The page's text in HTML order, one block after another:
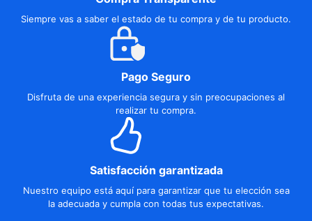
Siempre vas a saber el estado de tu compra y de tu producto.
Pago Seguro
Disfruta de una experiencia segura y sin preocupaciones al
realizar tu compra.
Satisfacción garantizada
Nuestro equipo está aquí para garantizar que tu elección sea
la adecuada y cumpla con todas tus expectativas.